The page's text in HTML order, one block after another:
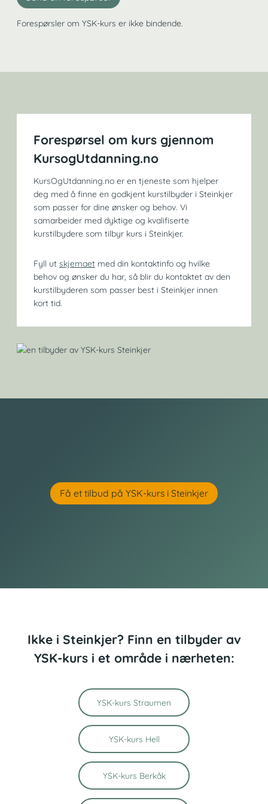
Forespørsler om YSK-kurs er ikke bindende.
Forespørsel om kurs gjennom
KursogUtdanning.no
KursOgUtdanning.no er en tjeneste som hjelper
deg med å finne en godkjent kurstilbyder i Steinkjer
som passer for dine ønsker og behov. Vi
samarbeider med dyktige og kvalifiserte
kurstilbydere som tilbyr kurs i Steinkjer.
Fyll ut skjemaet med din kontaktinfo og hvilke
behov og ønsker du har, så blir du kontaktet av den
kurstilbyderen som passer best i Steinkjer innen
kort tid.
Få et tilbud på YSK-kurs i Steinkjer
Ikke i Steinkjer? Finn en tilbyder av
YSK-kurs i et område i nærheten:
YSK-kurs Straumen
YSK-kurs Hell
YSK-kurs Berkåk